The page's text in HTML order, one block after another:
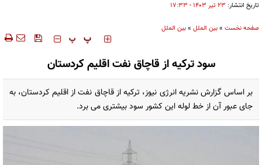
تاریخ انتشار: ۲۳ تير ۱۴۰۳ - ۱۷:۳۳
صفحه نخست »بین الملل »بین الملل
‍‍‍ پ پ
سود ترکیه از قاچاق نفت اقلیم کردستان
بر اساس گزارش نشریه انرژی نیوز، ترکیه از قاچاق نفت از اقلیم کردستان، به
جای عبور آن از خط لوله این کشور سود بیشتری می برد.